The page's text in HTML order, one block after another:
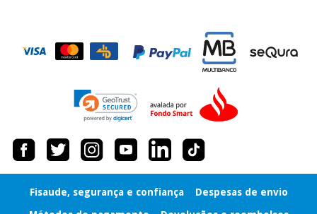
Fisaude, segurança e confiança
Despesas de envio